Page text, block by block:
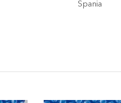
Spania